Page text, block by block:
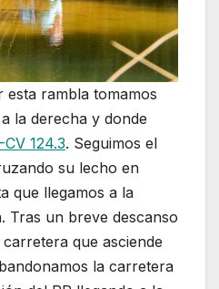
esta rambla tomamos
la derecha y donde
CV 124.3. Seguimos el
su lecho en
que llegamos a la
Tras un breve descanso
que asciende
la carretera